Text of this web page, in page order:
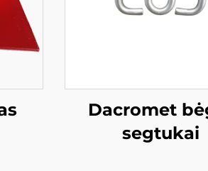
Dacromet
segtukai